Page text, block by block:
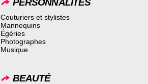
PERSONNALITÉS
Couturiers et stylistes
Mannequins
Égéries
Photographes
Musique
BEAUTÉ